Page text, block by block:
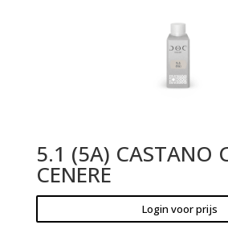
5.1 (5A) CASTANO
CENERE
Login voor prijs